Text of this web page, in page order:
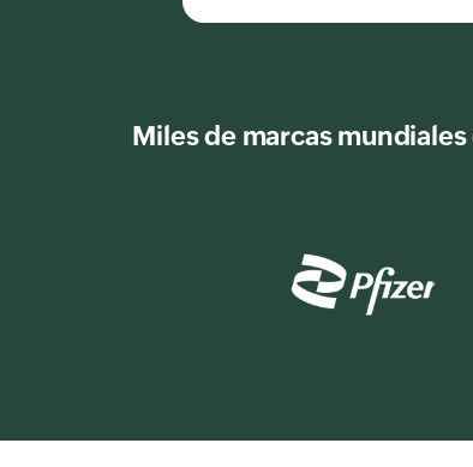
Miles de marcas